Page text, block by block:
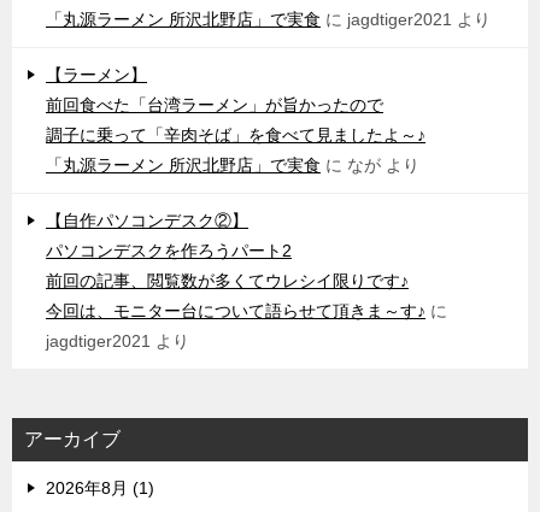
「丸源ラーメン 所沢北野店」で実食 に jagdtiger2021 より
【ラーメン】
前回食べた「台湾ラーメン」が旨かったので
調子に乗って「辛肉そば」を食べて見ましたよ～♪
「丸源ラーメン 所沢北野店」で実食 に なが より
【自作パソコンデスク②】
パソコンデスクを作ろうパート2
前回の記事、閲覧数が多くてウレシイ限りです♪
今回は、モニター台について語らせて頂きま～す♪ に
jagdtiger2021 より
アーカイブ
2026年8月 (1)